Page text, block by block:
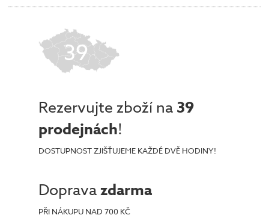
39
Rezervujte zboží na 39
prodejnách!
DOSTUPNOST ZJIŠŤUJEME KAŽDÉ DVĚ HODINY!
Dopravazdarma
PŘI NÁKUPU NAD 700 KČ